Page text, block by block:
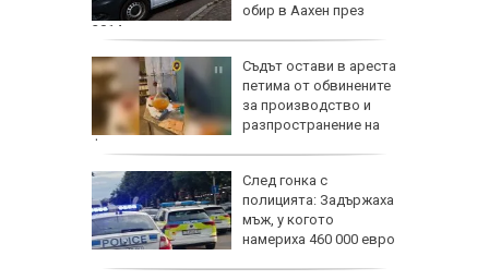
обир в Аахен през
2014 г.
Съдът остави в ареста
петима от обвинените
за производство и
разпространение на
фентанил
След гонка с
полицията: Задържаха
мъж, у когото
намериха 460 000 евро